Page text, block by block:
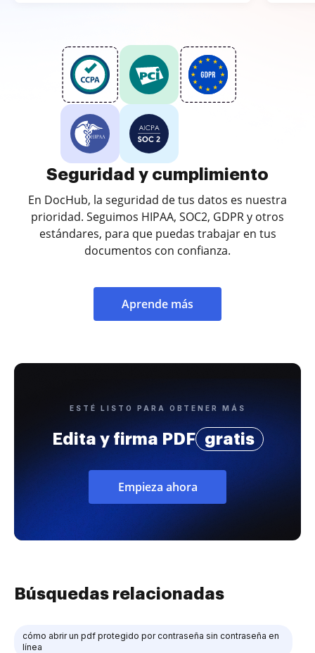
Seguridad y cumplimiento
En DocHub, la seguridad de tus datos es nuestra
prioridad. Seguimos HIPAA, SOC2, GDPR y otros
estándares, para que puedas trabajar en tus
documentos con confianza.
Aprende más
ESTÉ LISTO PARA OBTENER MÁS
Edita y firma PDF gratis
Empieza ahora
Búsquedas relacionadas
cómo abrir un pdf protegido por contraseña sin contraseña en
línea